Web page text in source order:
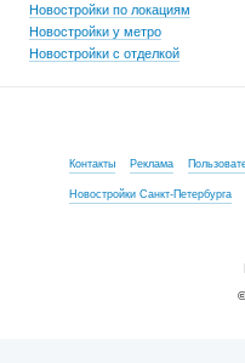
Новостройки по локациям
Новостройки у метро
Новостройки с отделкой
Контакты Реклама
Новостройки Санкт-Петербурга